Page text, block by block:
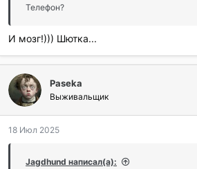
и
Телефон?
И мозг!))) Шютка...
Paseka
Выживальщик
18 Июл 2025
Jagdhund написал(а):